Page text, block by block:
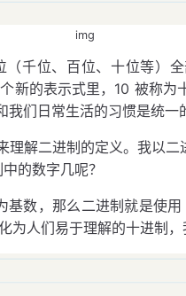
img
千位、百位、十位等）
新的表示式里，10 被称为
们日常生活的习惯是统一
解二进制的定义。我以
的数字几呢？
数，那么二进制就是使用
为人们易于理解的十进制，